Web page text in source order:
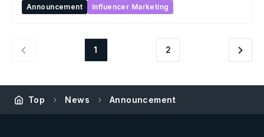
Announcement
Influencer Marketing
1 2
Top News Announcement